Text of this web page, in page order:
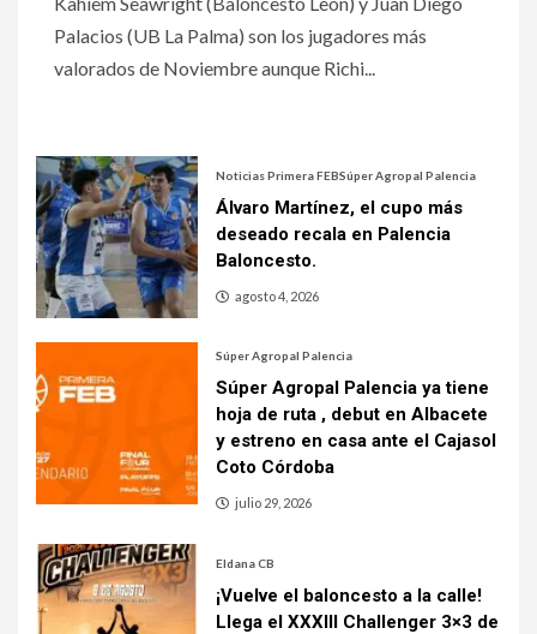
Palacios (UB La Palma) son los jugadores más
valorados de Noviembre aunque Richi...
Noticias Primera FEBSúper Agropal Palencia
Álvaro Martínez, el cupo más
deseado recala en Palencia
Baloncesto.
agosto 4, 2026
Súper Agropal Palencia
Súper Agropal Palencia ya tiene
hoja de ruta , debut en Albacete
y estreno en casa ante el Cajasol
Coto Córdoba
julio 29, 2026
Eldana CB
¡Vuelve el baloncesto a la calle!
Llega el XXXIII Challenger 3×3 de